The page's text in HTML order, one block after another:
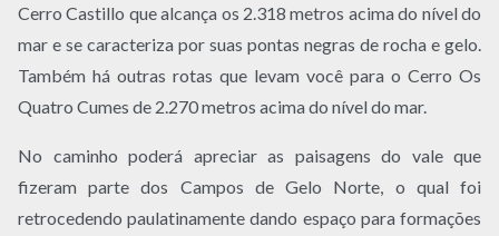
Cerro Castillo que alcança os 2.318 metros acima do nível do
mar e se caracteriza por suas pontas negras de rocha e gelo.
Também há outras rotas que levam você para o Cerro Os
Quatro Cumes de 2.270 metros acima do nível do mar.
No caminho poderá apreciar as paisagens do vale que
fizeram parte dos Campos de Gelo Norte, o qual foi
retrocedendo paulatinamente dando espaço para formações